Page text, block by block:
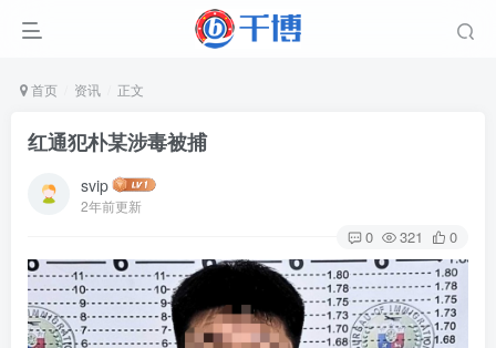
首页 资讯 正文
红通犯朴某涉毒被捕
svip
2年前更新
0 321 0